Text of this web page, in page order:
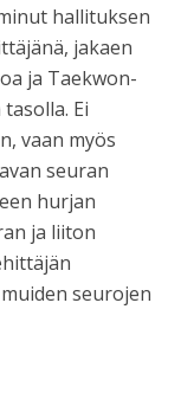
hallituksen
jakaen
ja Taekwon-
Ei
vaan myös
seuran
hurjan
ja liiton
seurojen